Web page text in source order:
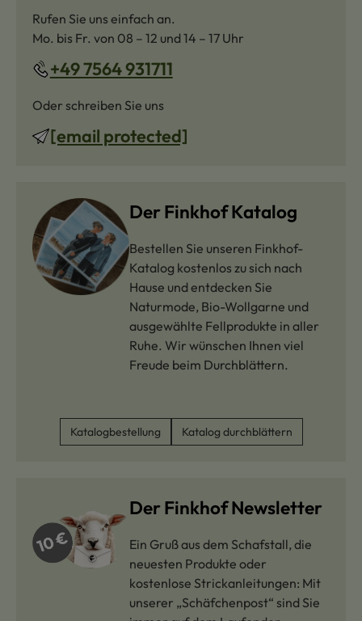
Rufen Sie uns einfach an.
Mo. bis Fr. von 08 – 12 und 14 – 17 Uhr
+49 7564 931711
Oder schreiben Sie uns
[email protected]
Der Finkhof Katalog
Bestellen Sie unseren Finkhof-
Katalog kostenlos zu sich nach
Hause und entdecken Sie
Naturmode, Bio-Wollgarne und
ausgewählte Fellprodukte in aller
Ruhe. Wir wünschen Ihnen viel
Freude beim Durchblättern.
Katalogbestellung Katalog durchblättern
Der Finkhof Newsletter
Ein Gruß aus dem Schafstall, die
neuesten Produkte oder
kostenlose Strickanleitungen: Mit
unserer „Schäfchenpost“ sind Sie